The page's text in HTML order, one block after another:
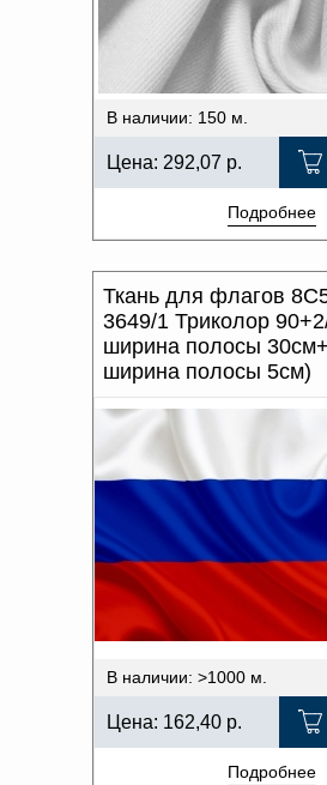
В наличии: 150 м.
Цена: 292,07 р.
Подробнее
Ткань для флагов
3649/1 Триколор
ширина полосы
ширина полосы 5см)
В наличии: >1000 м.
Цена: 162,40 р.
Подробнее